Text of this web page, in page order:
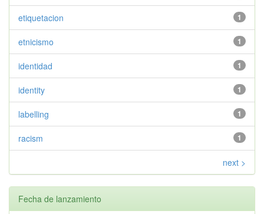
1
etiquetacion
1
etnicismo
1
identidad
1
identity
1
labelling
1
racism
next >
Fecha de lanzamiento